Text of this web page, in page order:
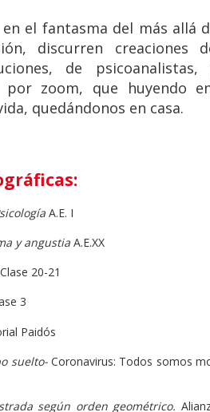
el fantasma del más allá
discurren creaciones
de
por zoom, que huyendo
quedándonos en casa.
A.E. I
y angustia A.E.XX
Clase 20-21
3
Paidós
suelto- Coronavirus: Todos somos
según orden geométrico.